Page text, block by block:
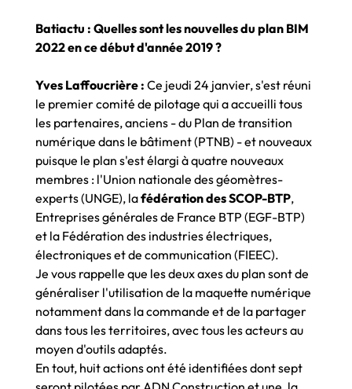
Batiactu : Quelles sont les nouvelles du plan BIM
2022 en ce début d'année 2019 ?
Yves Laffoucrière : Ce jeudi 24 janvier, s'est réuni
le premier comité de pilotage qui a accueilli tous
les partenaires, anciens - du Plan de transition
numérique dans le bâtiment (PTNB) - et nouveaux
puisque le plan s'est élargi à quatre nouveaux
membres : l'Union nationale des géomètres-
experts (UNGE), lafédération des SCOP-BTP,
Entreprises générales de France BTP (EGF-BTP)
et la Fédération des industries électriques,
électroniques et de communication (FIEEC).
Je vous rappelle que les deux axes du plan sont de
généraliser l'utilisation de la maquette numérique
notamment dans la commande et de la partager
dans tous les territoires, avec tous les acteurs au
moyen d'outils adaptés.
En tout, huit actions ont été identifiées dont sept